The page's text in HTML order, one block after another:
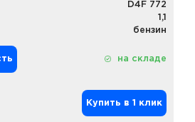
D4F 772
1,1
бензин
на складе
Купить в 1 клик